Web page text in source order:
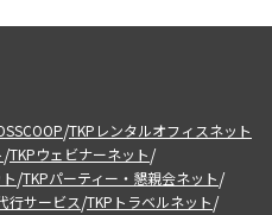
/TKPレンタルオフィスネット
/TKPウェビナーネット/
/TKPパーティー・懇親会ネット/
行サービス/TKPトラベルネット/